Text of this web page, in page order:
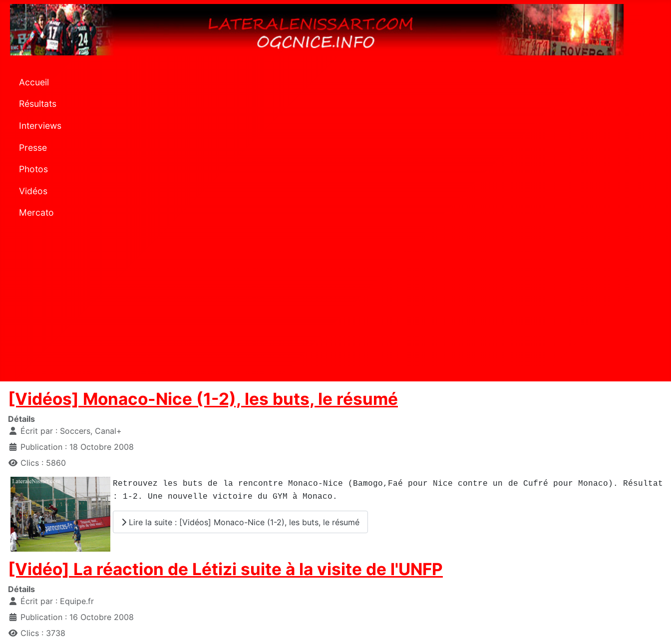
Accueil
Résultats
Interviews
Presse
Photos
Vidéos
Mercato
[Vidéos] Monaco-Nice (1-2), les buts, le résumé
Détails
Écrit par : Soccers, Canal+
Publication : 18 Octobre 2008
Clics : 5860
Retrouvez les buts de la rencontre Monaco-Nice (Bamogo,Faé pour Nice contre un de Cufré pour Monaco). Résultat
: 1-2. Une nouvelle victoire du GYM à Monaco.
Lire la suite : [Vidéos] Monaco-Nice (1-2), les buts, le résumé
[Vidéo] La réaction de Létizi suite à la visite de l'UNFP
Détails
Écrit par : Equipe.fr
Publication : 16 Octobre 2008
Clics : 3738